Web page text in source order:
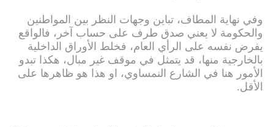
وفي نهاية المطاف، تباين وجهات النظر بين المواطنين
والحكومة لا يعني صدق طرف على حساب آخر، فالواقع
يفرض نفسه على الرأي العام، فخلط الأوراق الداخلية
بالخارجية منها، قد يتمثل في موقف غير مبال، هكذا تبدو
الأمور هنا في الشارع النمساوي، او هذا هو ظاهرها على
الأقل.